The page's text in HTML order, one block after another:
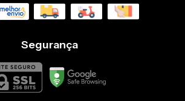
Segurança